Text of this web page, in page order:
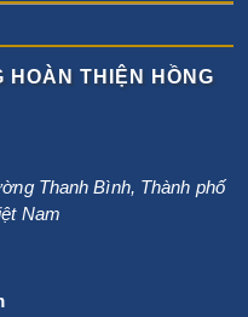
HOÀN THIỆN HỒNG
Thanh Bình, Thành phố
Nam